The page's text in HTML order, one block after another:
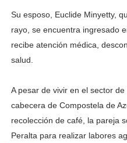
Su esposo, Euclide Minyetty,
rayo, se encuentra ingresado
recibe atención médica,
salud.
A pesar de vivir en el sector
cabecera de Compostela de
recolección de café, la pareja
Peralta para realizar labores